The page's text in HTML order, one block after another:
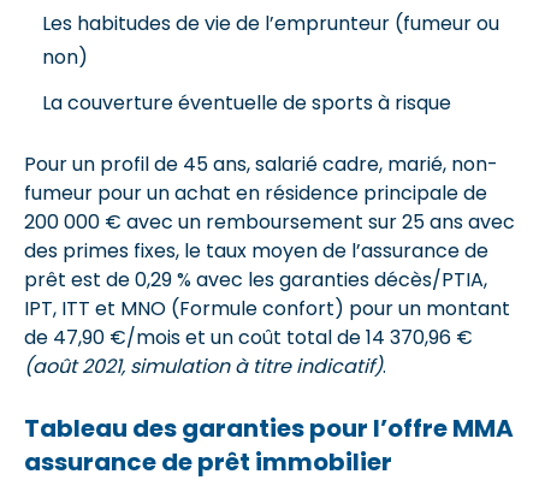
Les habitudes de vie de l’emprunteur (fumeur ou
non)
La couverture éventuelle de sports à risque
Pour un profil de 45 ans, salarié cadre, marié, non-
fumeur pour un achat en résidence principale de
200 000 € avec un remboursement sur 25 ans avec
des primes fixes, le taux moyen de l’assurance de
prêt est de 0,29 % avec les garanties décès/PTIA,
IPT, ITT et MNO (Formule confort) pour un montant
de 47,90 €/mois et un coût total de 14 370,96 €
(août 2021, simulation à titre indicatif).
Tableau des garanties pour l’offre MMA
assurance de prêt immobilier